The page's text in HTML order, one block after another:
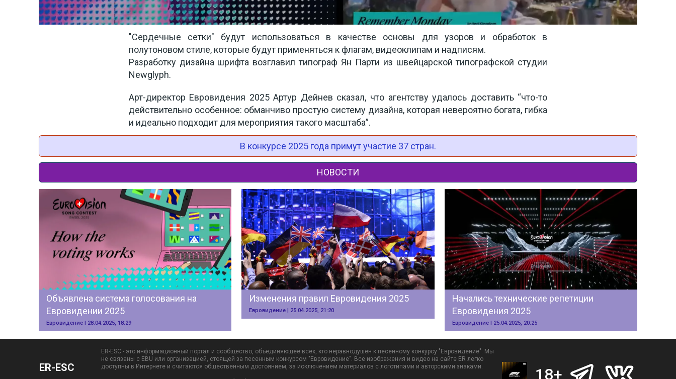
"Сердечные сетки" будут использоваться в качестве основы для узоров и обработок в
полутоновом стиле, которые будут применяться к флагам, видеоклипам и надписям.
Разработку дизайна шрифта возглавил типограф Ян Парти из швейцарской типографской студии
Newglyph.
Арт-директор Евровидения 2025 Артур Дейнев сказал, что агентству удалось доставить “что-то
действительно особенное: обманчиво простую систему дизайна, которая невероятно богата, гибка
и идеально подходит для мероприятия такого масштаба”.
В конкурсе 2025 года примут участие 37 стран.
НОВОСТИ
Объявлена система голосования на
Евровидении 2025
Евровидение | 28.04.2025, 18:29
Изменения правил Евровидения 2025
Евровидение | 25.04.2025, 21:20
Начались технические репетиции
Евровидения 2025
Евровидение | 25.04.2025, 20:25
18+
ER-ESC
ER-ESC - это информационный портал и сообщество, объединяющее всех, кто неравнодушен к песенному конкурсу "Евровидение". Мы
не связаны с EBU или организацией, стоящей за песенным конкурсом "Евровидение". Все изображения и видео на сайте ER легко
доступны в Интернете и считаются общественным достоянием, за исключением материалов с логотипами и авторскими знаками.